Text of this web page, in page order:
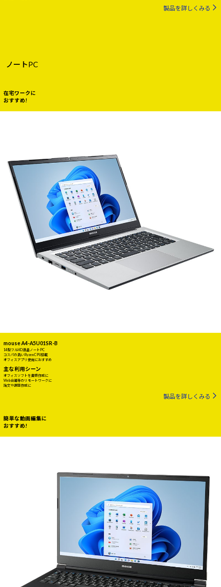
製品を詳しくみる
ノートPC
在宅ワークに
おすすめ!
mouse A4-A5U01SR-B
14型フルHD液晶ノートPC
コスパの高いRyzen CPU搭載
オフィスアプリ使用におすすめ
主な利用シーン
オフィスソフトを書類作成に
Web会議等のリモートワークに
論文や課題作成に
製品を詳しくみる
簡単な動画編集に
おすすめ!